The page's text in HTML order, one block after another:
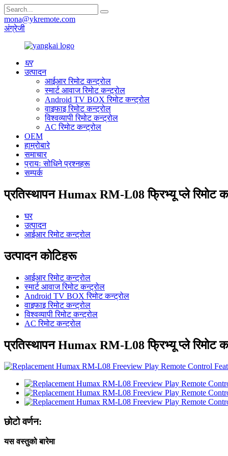
mona@ykremote.com
अंग्रेजी
घर
उत्पादन
आईआर रिमोट कन्ट्रोल
स्मार्ट आवाज रिमोट कन्ट्रोल
Android TV BOX रिमोट कन्ट्रोल
वाइफाइ रिमोट कन्ट्रोल
विश्वव्यापी रिमोट कन्ट्रोल
AC रिमोट कन्ट्रोल
OEM
हाम्रोबारे
समाचार
प्रायः सोधिने प्रश्नहरू
सम्पर्क
प्रतिस्थापन Humax RM-L08 फ्रिभ्यू प्ले रिमोट
घर
उत्पादन
आईआर रिमोट कन्ट्रोल
उत्पादन कोटिहरू
आईआर रिमोट कन्ट्रोल
स्मार्ट आवाज रिमोट कन्ट्रोल
Android TV BOX रिमोट कन्ट्रोल
वाइफाइ रिमोट कन्ट्रोल
विश्वव्यापी रिमोट कन्ट्रोल
AC रिमोट कन्ट्रोल
प्रतिस्थापन Humax RM-L08 फ्रिभ्यू प्ले रिमोट
छोटो वर्णन:
यस वस्तुको बारेमा